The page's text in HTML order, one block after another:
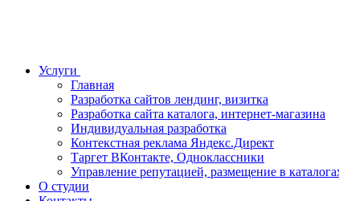
Услуги
Главная
Разработка сайтов лендинг, визитка
Разработка сайта каталога, интернет-магазина
Индивидуальная разработка
Контекстная реклама Яндекс.Директ
Таргет ВКонтакте, Одноклассники
Управление репутацией, размещение в
О студии